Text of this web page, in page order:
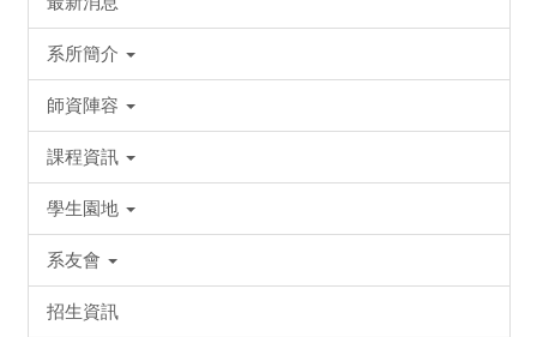
系所簡介
師資陣容
課程資訊
學生園地
系友會
招生資訊